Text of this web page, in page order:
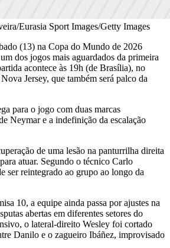
Eurasia Sport Images/Getty Images
(13) na Copa do Mundo de 2026
dos jogos mais aguardados da primeira
acontece às 19h (de Brasília), no
Jersey, que também será palco da
para o jogo com duas marcas
Neymar e a indefinição da escalação
de uma lesão na panturrilha direita
atuar. Segundo o técnico Carlo
ser reintegrado ao grupo ao longo da
10, a equipe ainda passa por ajustes na
abertas em diferentes setores do
o lateral-direito Wesley foi cortado
Danilo e o zagueiro Ibáñez, improvisado